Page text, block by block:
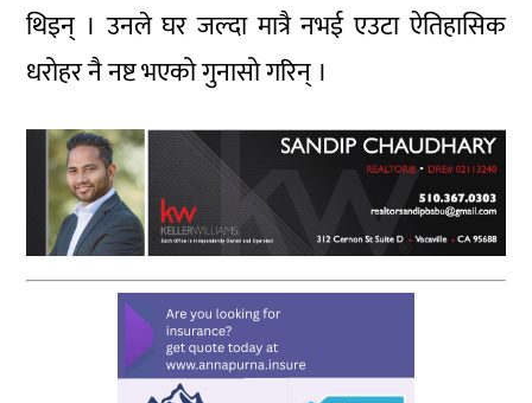
थिइन् । उनले घर जल्दा मात्रै नभई एउटा ऐतिहासिक
धरोहर नै नष्ट भएको गुनासो गरिन् ।